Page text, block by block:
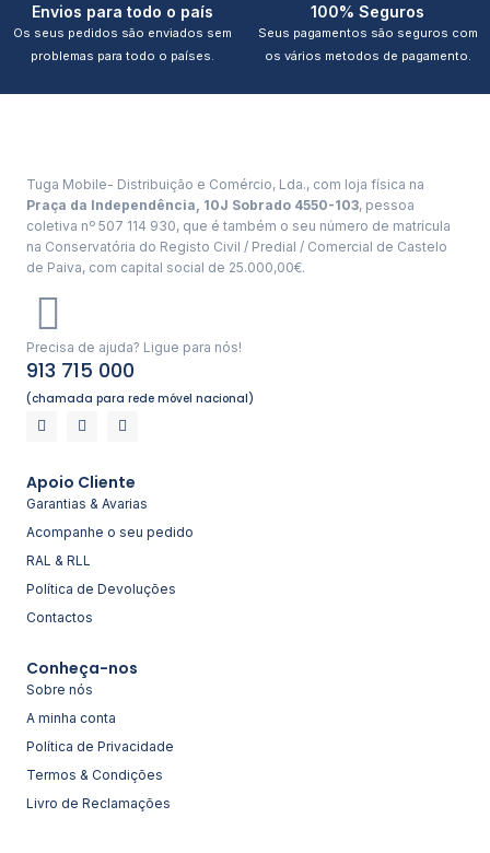
Envios para todo o país
Os seus pedidos são enviados sem
problemas para todo o países.
100% Seguros
Seus pagamentos são seguros com
os vários metodos de pagamento.
Tuga Mobile- Distribuição e Comércio, Lda., com loja física na
Praça da Independência, 10J Sobrado 4550-103, pessoa
coletiva nº 507 114 930, que é também o seu número de matrícula
na Conservatória do Registo Civil / Predial / Comercial de Castelo
de Paiva, com capital social de 25.000,00€.
Precisa de ajuda? Ligue para nós!
913 715 000
(chamada para rede móvel nacional)
Apoio Cliente
Garantias & Avarias
Acompanhe o seu pedido
RAL & RLL
Política de Devoluções
Contactos
Conheça-nos
Sobre nós
A minha conta
Política de Privacidade
Termos & Condições
Livro de Reclamações